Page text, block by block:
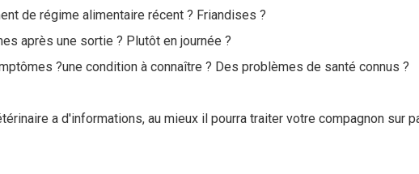
de régime alimentaire récent ? Friandises ?
après une sortie ? Plutôt en journée ?
?une condition à connaître ? Des problèmes de santé connus ?
a d'informations, au mieux il pourra traiter votre compagnon sur